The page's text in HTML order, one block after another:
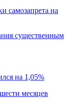
самозапрета на
существенным
на 1,05%
месяцев